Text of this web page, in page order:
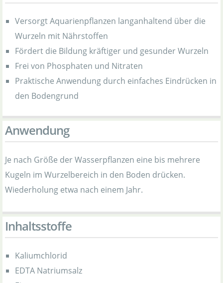
Versorgt Aquarienpflanzen langanhaltend über die
Wurzeln mit Nährstoffen
Fördert die Bildung kräftiger und gesunder Wurzeln
Frei von Phosphaten und Nitraten
Praktische Anwendung durch einfaches Eindrücken in
den Bodengrund
Anwendung
Je nach Größe der Wasserpflanzen eine bis mehrere
Kugeln im Wurzelbereich in den Boden drücken.
Wiederholung etwa nach einem Jahr.
Inhaltsstoffe
Kaliumchlorid
EDTA Natriumsalz